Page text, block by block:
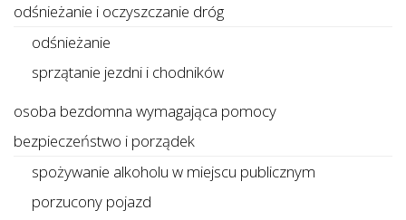
odśnieżanie i oczyszczanie dróg
odśnieżanie
sprzątanie jezdni i chodników
osoba bezdomna wymagająca pomocy
bezpieczeństwo i porządek
spożywanie alkoholu w miejscu publicznym
porzucony pojazd